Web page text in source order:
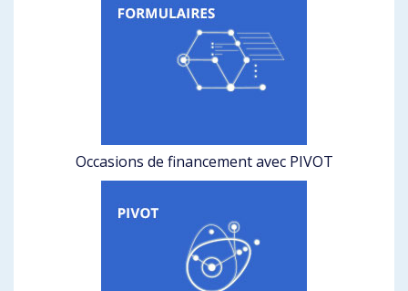
Occasions de financement avec PIVOT